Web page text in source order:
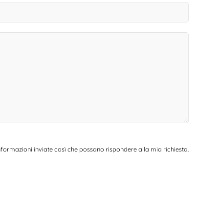
inviate così che possano rispondere alla mia richiesta.